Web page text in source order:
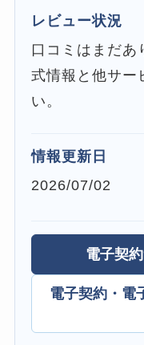
レビュー状況
口コミはまだあ
式情報と他サー
い。
情報更新日
2026/07/02
電子契
電子契約・電